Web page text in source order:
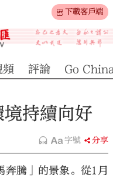
下載客戶端
頻 評論 Go
持續向好
字號 分享
奔騰」的景象。從1月